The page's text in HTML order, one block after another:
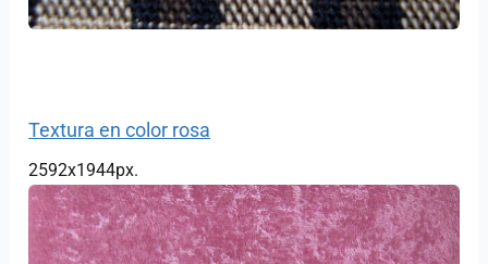
Textura en color rosa
2592x1944px.